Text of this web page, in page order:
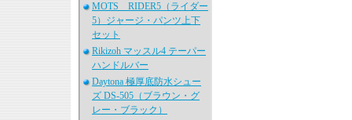
MOTS RIDER5（ライダー
5）ジャージ・パンツ上下
セット
Rikizoh マッスル4 テーパー
ハンドルバー
Daytona 極厚底防水シュー
ズ DS-505（ブラウン・グ
レー・ブラック）